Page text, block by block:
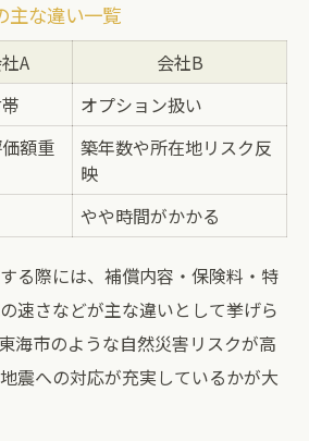
主な違い一覧
A
会社B
オプション扱い
額重
築年数や所在地リスク反
映
やや時間がかかる
る際には、補償内容・保険料・特
速さなどが主な違いとして挙げら
海市のような自然災害リスクが高
震への対応が充実しているかが大